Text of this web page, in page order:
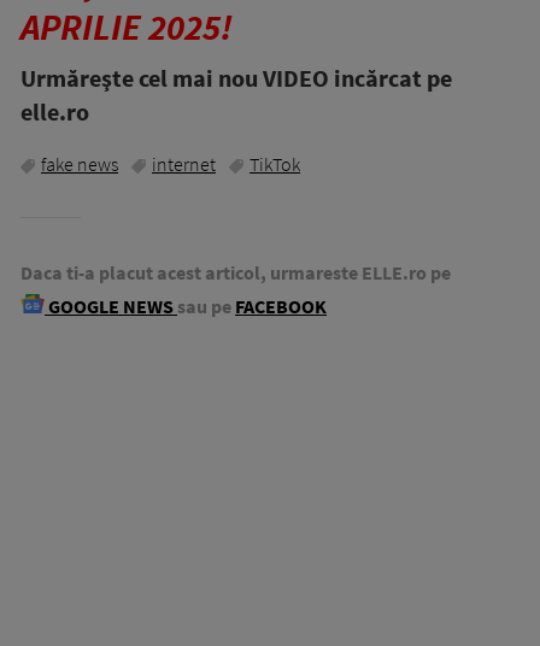
APRILIE 2025!
Urmăreşte cel mai nou VIDEO incărcat pe
elle.ro
fake news internet TikTok
Daca ti-a placut acest articol, urmareste ELLE.ro pe
GOOGLE NEWS sau pe FACEBOOK